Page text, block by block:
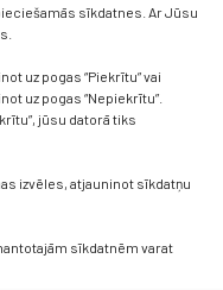
sīkdatnes. Ar Jūsu
uz pogas “Piekrītu” vai
uz pogas “Nepiekrītu”.
jūsu datorā tiks
izvēles, atjauninot sīkdatņu
sīkdatnēm varat